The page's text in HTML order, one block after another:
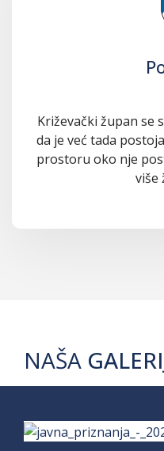
Križevački župan se
da je već tada
prostoru oko nje
više
NAŠA